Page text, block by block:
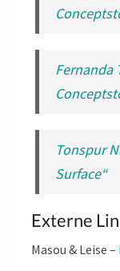
Fernanda
Tonspur
Surface“
Externe
Masou & Leise –